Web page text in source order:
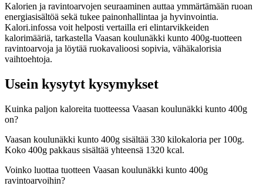
Kalorien ja ravintoarvojen seuraaminen auttaa ymmärtämään ruoan
energiasisältöä sekä tukee painonhallintaa ja hyvinvointia.
Kalori.infossa voit helposti vertailla eri elintarvikkeiden
kalorimääriä, tarkastella Vaasan koulunäkki kunto 400g-tuotteen
ravintoarvoja ja löytää ruokavalioosi sopivia, vähäkalorisia
vaihtoehtoja.
Usein kysytyt kysymykset
Kuinka paljon kaloreita tuotteessa Vaasan koulunäkki kunto 400g
on?
Vaasan koulunäkki kunto 400g sisältää 330 kilokaloria per 100g.
Koko 400g pakkaus sisältää yhteensä 1320 kcal.
Voinko luottaa tuotteen Vaasan koulunäkki kunto 400g
ravintoarvoihin?